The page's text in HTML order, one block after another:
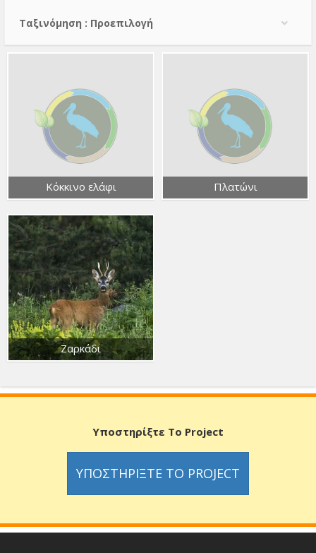
Тαξινόμηση : Προεπιλογή
Κόκκινο ελάφι Πλατώνι
Ζαρκάδι
Υποστηρίξτε Το Project
ΥΠΟΣΤΗΡΊΞΤΕ ΤΟ PROJECT